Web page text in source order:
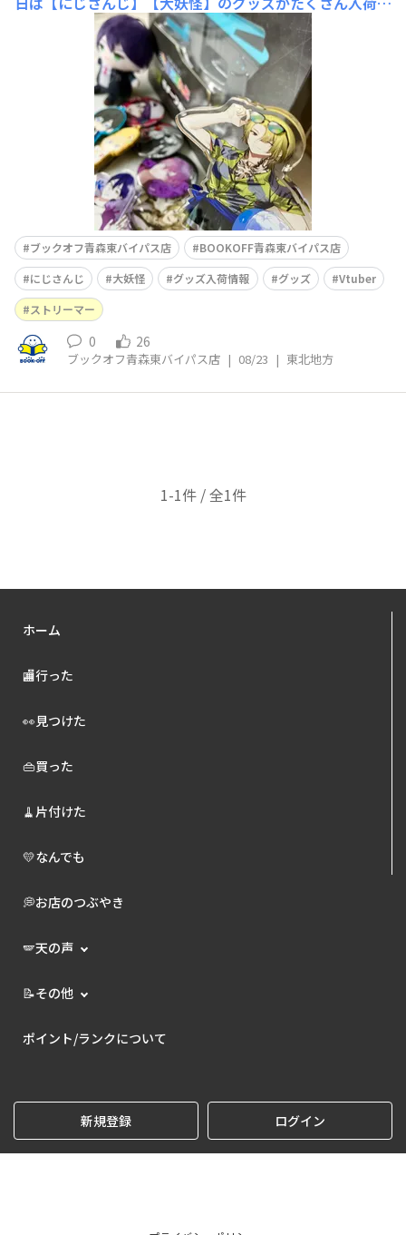
ました～🎉❣️❣️❣️(某メシャ推しの私、三人揃っていて内心
大歓喜でございます)この機会にぜひお越しくださいませ
～！！！皆様のご来店心よりお待ちしております🫰🥳🎶
ブックオフ青森東バイパス店
BOOKOFF青森東バイパス店
にじさんじ
大妖怪 グッズ入荷情報 グッズ
Vtuber
ストリーマー
0 26
ブックオフ青森東バイパス店 | 08/23 | 東北地方
1-1件 / 全1件
ホーム
🏬行った
👀見つけた
👜買った
🧹片付けた
💛なんでも
💭お店のつぶやき
🪽天の声
📝その他
ポイント/ランクについて
新規登録 ログイン